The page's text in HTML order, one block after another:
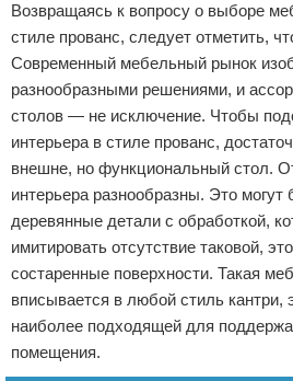
Возвращаясь к вопросу о выборе
стиле прованс, следует отметить,
Современный мебельный рынок
разнообразными решениями, и
столов — не исключение. Чтобы
интерьера в стиле прованс,
внешне, но функциональный стол.
интерьера разнообразны. Это могут
деревянные детали с обработкой,
имитировать отсутствие таковой,
состаренные поверхности. Такая
вписывается в любой стиль кантри,
наиболее подходящей для
помещения.